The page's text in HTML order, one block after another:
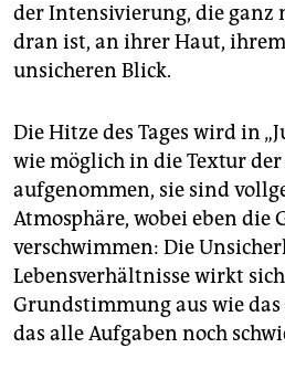
der Intensivierung, die ganz
dran ist, an ihrer Haut,
unsicheren Blick.
Die Hitze des Tages wird in
wie möglich in die Textur
aufgenommen, sie sind
Atmosphäre, wobei eben die
verschwimmen: Die
Lebensverhältnisse wirkt
Grundstimmung aus wie
das alle Aufgaben noch